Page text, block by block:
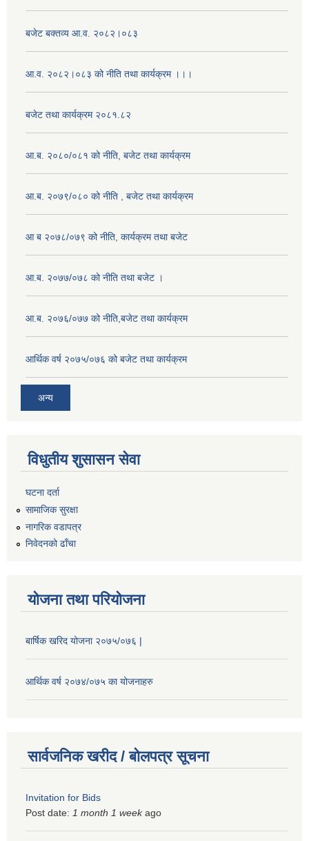
बजेट बक्तव्य आ.व. २०८२।०८३
आ.व. २०८२।०८३ को नीति तथा कार्यक्रम ।।।
बजेट तथा कार्यक्रम २०८१.८२
आ.ब. २०८०/०८१ को नीति, बजेट तथा कार्यक्रम
आ.ब. २०७९/०८० को नीति , बजेट तथा कार्यक्रम
आ ब २०७८/०७९ को नीति, कार्यक्रम तथा बजेट
आ.ब. २०७७/०७८ को नीति तथा बजेट ।
आ.ब. २०७६/०७७ को नीति,बजेट तथा कार्यक्रम
आर्थिक वर्ष २०७५/०७६ को बजेट तथा कार्यक्रम
अन्य
विधुतीय शुसासन सेवा
घटना दर्ता
सामाजिक सुरक्षा
नागरिक वडापत्र
निवेदनको ढाँचा
योजना तथा परियोजना
बार्षिक खरिद योजना २०७५/०७६ |
आर्थिक वर्ष २०७४/०७५ का योजनाहरु
सार्वजनिक खरीद / बोलपत्र सूचना
Invitation for Bids
Post date: 1 month 1 weekago